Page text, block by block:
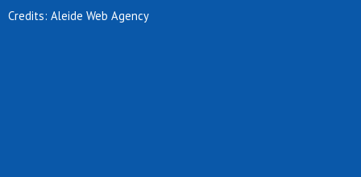
Credits: Aleide Web Agency